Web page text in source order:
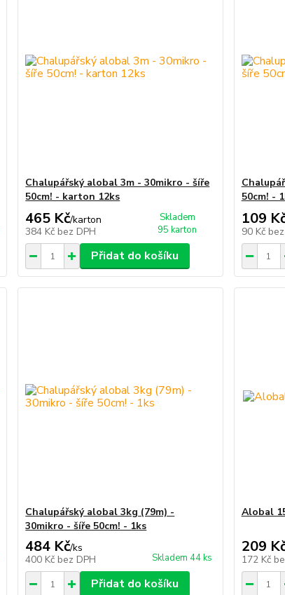
Chalupářský alobal 3m - 30mikro - šíře
50cm! - karton 12ks
465 Kč/karton
384 Kč bez DPH
Skladem
95 karton
Přidat do košíku
50cm! -
109
90 Kč
Chalupářský alobal 3kg (79m) -
30mikro - šíře 50cm! - 1ks
484 Kč/ks
400 Kč bez DPH Skladem 44 ks
Přidat do košíku
Alobal
209
172 Kč